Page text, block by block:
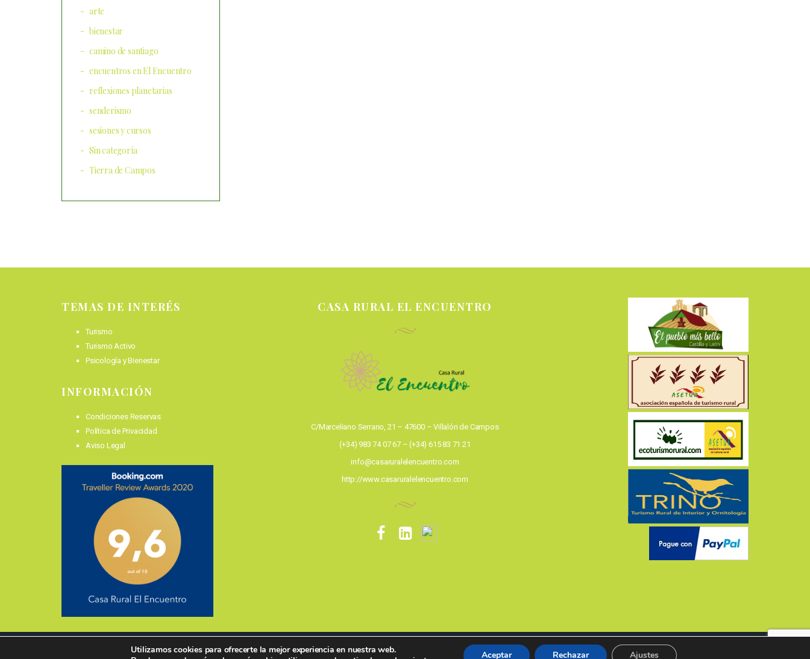
arte
bienestar
camino de santiago
encuentros en El Encuentro
reflexiones planetarias
senderismo
sesiones y cursos
Sin categoría
Tierra de Campos
TEMAS DE INTERÉS
Turismo
Turismo Activo
Psicología y Bienestar
INFORMACIÓN
Condiciones Reservas
Política de Privacidad
Aviso Legal
CASA RURAL EL ENCUENTRO
C/Marceliano Serrano, 21 – 47600 – Villalón de Campos
(+34) 983 74 07 67 – (+34) 615 83 71 21
info@casaruralelencuentro.com
http://www.casaruralelencuentro.com
©2016 EL ENCUENTRO Centro de reposo y salud - Todos los derechos reservados
Utilizamos cookies para ofrecerte la mejor experiencia en nuestra web.
Aceptar Rechazar Ajustes